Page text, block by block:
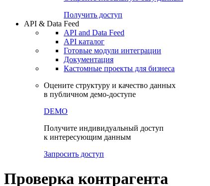
Попробуйте7-дневный
Откройте глобальную базу данных
Получить доступ
API & Data Feed
API and Data Feed
API каталог
Документация
Кастомные проекты для бизнеса
Оцените структуру и качество данных
в публичном демо-доступе
DEMO
Получите индивидуальный доступ